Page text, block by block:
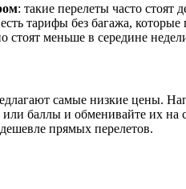
: такие перелеты часто стоят
тарифы без багажа, которые
стоят меньше в середине
самые низкие цены.
баллы и обменивайте их на
прямых перелетов.